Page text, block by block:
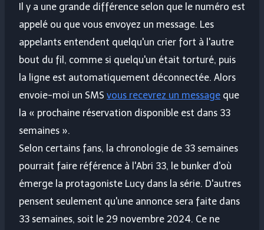
Il y a une grande différence selon que le numéro est
appelé ou que vous envoyez un message. Les
appelants entendent quelqu'un crier fort à l'autre
bout du fil, comme si quelqu'un était torturé, puis
la ligne est automatiquement déconnectée. Alors
envoie-moi un SMS vous recevrez un message que
la « prochaine réservation disponible est dans 33
semaines ».
Selon certains fans, la chronologie de 33 semaines
pourrait faire référence à l'Abri 33, le bunker d'où
émerge la protagoniste Lucy dans la série. D'autres
pensent seulement qu'une annonce sera faite dans
33 semaines, soit le 29 novembre 2024. Ce ne